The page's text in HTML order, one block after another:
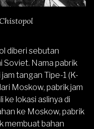
diberi sebutan
Soviet. Nama pabrik
tangan Tipe-1 (K-
Moskow, pabrik jam
ke lokasi aslinya di
ke Moskow, pabrik
membuat bahan